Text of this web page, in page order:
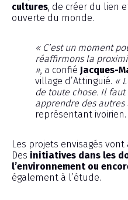
cultures , de créer du lien
ouverte du monde.
« C’est un moment
réaffirmons la
» , a confié Jacques-
village d’Attinguié. «
de toute chose. Il
apprendre des autres
représentant ivoirien.
Les projets envisagés
Des initiatives dans les
l’environnement ou
également à l’étude.